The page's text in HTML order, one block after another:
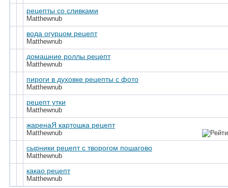
рецепты со сливками
Matthewnub
вода огурцом рецепт
Matthewnub
домашние роллы рецепт
Matthewnub
пироги в духовке рецепты с фото
Matthewnub
рецепт утки
Matthewnub
жаренаЯ картошка рецепт
Matthewnub
сырники рецепт с творогом пошагово
Matthewnub
какао рецепт
Matthewnub